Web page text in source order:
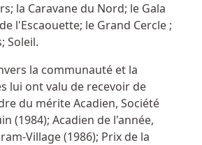
la Caravane du Nord; le Gala
l'Escaouette; le Grand Cercle ;
Soleil.
la communauté et la
lui ont valu de recevoir de
du mérite Acadien, Société
(1984); Acadien de l'année,
Village (1986); Prix de la